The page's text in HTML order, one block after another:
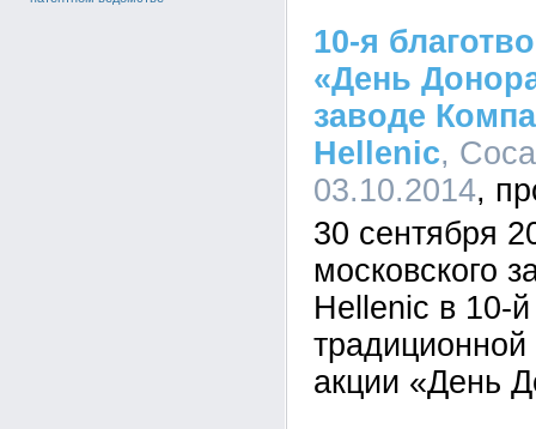
10-я
«День
заводе
Hellenic,
03.10.2014
30 сентября
московского
Hellenic в 10-
традиционной
акции «День